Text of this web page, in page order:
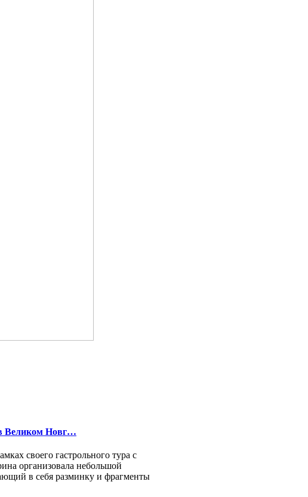
Великом Новг…
своего гастрольного тура с
организовала небольшой
в себя разминку и фрагменты